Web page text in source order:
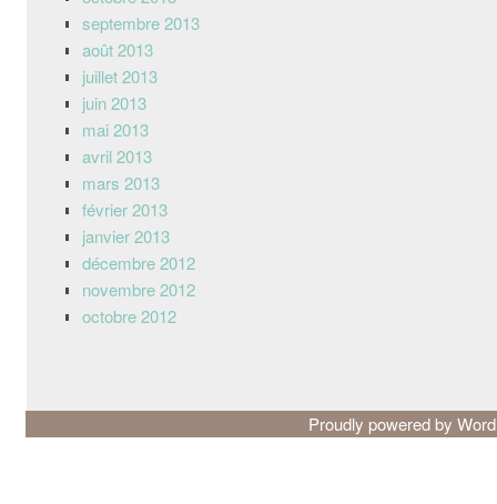
septembre 2013
août 2013
juillet 2013
juin 2013
mai 2013
avril 2013
mars 2013
février 2013
janvier 2013
décembre 2012
novembre 2012
octobre 2012
Proudly powered by